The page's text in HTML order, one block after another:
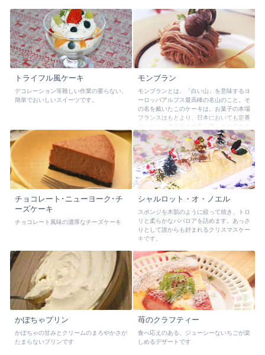
トライフル風ケーキ
デコレーション等難しい作業の要らない、
簡単でおいしいスイーツです。
モンブラン
モンブランとは、「白い山」を意味するヨ
ーロッパアルプス最高峰の名山のこと。そ
の名を戴いたこのケーキは、お菓子の本場
フランスはもとより、日本においても定番
した。その足跡をたどると、マロングラッ
セを作る際にできるマロンペーストを使っ
て作られたようで、1800年代初頭より、
その名が登場します。
チョコレート･ニューヨーク･チ
ーズケーキ
チョコレート風味の濃厚なチーズケーキ
シャルロット・オ・ノエル
スポンジを木肌のように絞って焼き、トロ
リと柔らかなババロアを詰めます。あっさ
りとして誰からも好まれるクリスマスケー
キです。
かぼちゃプリン
かぼちゃの甘みとクリームのまろやかさが
たまらないプリンです
苺のクラフティー
食べ応えのある、ジューシーないちごが楽
しめるデザートです